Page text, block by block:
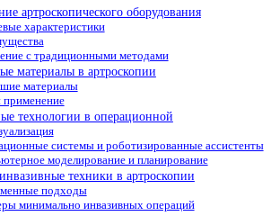
артроскопического оборудования
характеристики
с традиционными методами
материалы в артроскопии
материалы
применение
технологии в операционной
системы и роботизированные ассистенты
моделирование и планирование
техники в артроскопии
подходы
минимально инвазивных операций